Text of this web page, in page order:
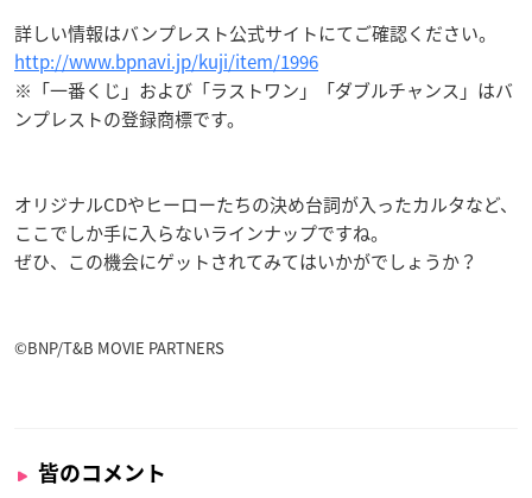
詳しい情報はバンプレスト公式サイトにてご確認ください。
http://www.bpnavi.jp/kuji/item/1996
※「一番くじ」および「ラストワン」「ダブルチャンス」はバ
ンプレストの登録商標です。
オリジナルCDやヒーローたちの決め台詞が入ったカルタなど、
ここでしか手に入らないラインナップですね。
ぜひ、この機会にゲットされてみてはいかがでしょうか？
©BNP/T&B MOVIE PARTNERS
皆のコメント